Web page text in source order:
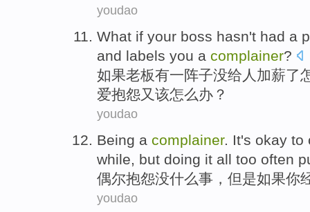
youdao
What if your boss hasn't had a
and labels you a complainer?
如果老板有一阵子没给人 加薪了
爱抱怨又该怎么办？
youdao
Being a complainer. It's okay
while, but doing it all too often
偶尔抱怨没什么事， 但是如果你
youdao